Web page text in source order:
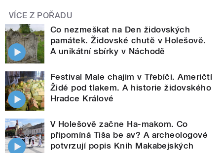
VÍCE Z POŘADU
Co nezmeškat na Den židovských
památek. Židovské chutě v Holešově.
A unikátní sbírky v Náchodě
Festival Male chajim v Třebíči. Američtí
Židé pod tlakem. A historie židovského
Hradce Králové
V Holešově začne Ha-makom. Co
připomíná Tiša be av? A archeologové
potvrzují popis Knih Makabejských